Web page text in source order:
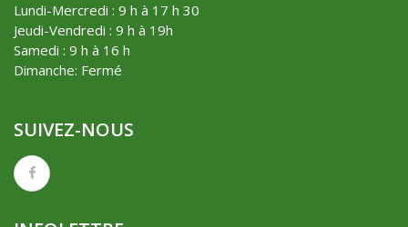
Lundi-Mercredi : 9 h à 17 h 30
Jeudi-Vendredi : 9 h à 19h
Samedi : 9 h à 16 h
Dimanche: Fermé
SUIVEZ-NOUS